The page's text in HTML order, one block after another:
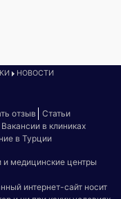
НОВОСТИ
отзыв
Статьи
Вакансии в клиниках
в Турции
медицинские центры
интернет-сайт носит